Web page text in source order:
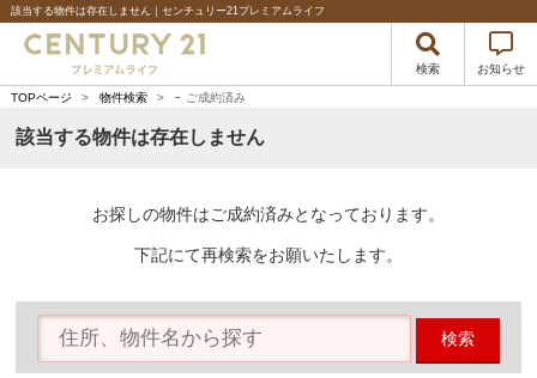
該当する物件は存在しません｜センチュリー21プレミアムライフ
検索 お知らせ
TOPページ > 物件検索 > - ご成約済み
該当する物件は存在しません
お探しの物件はご成約済みとなっております。
下記にて再検索をお願いたします。
検索